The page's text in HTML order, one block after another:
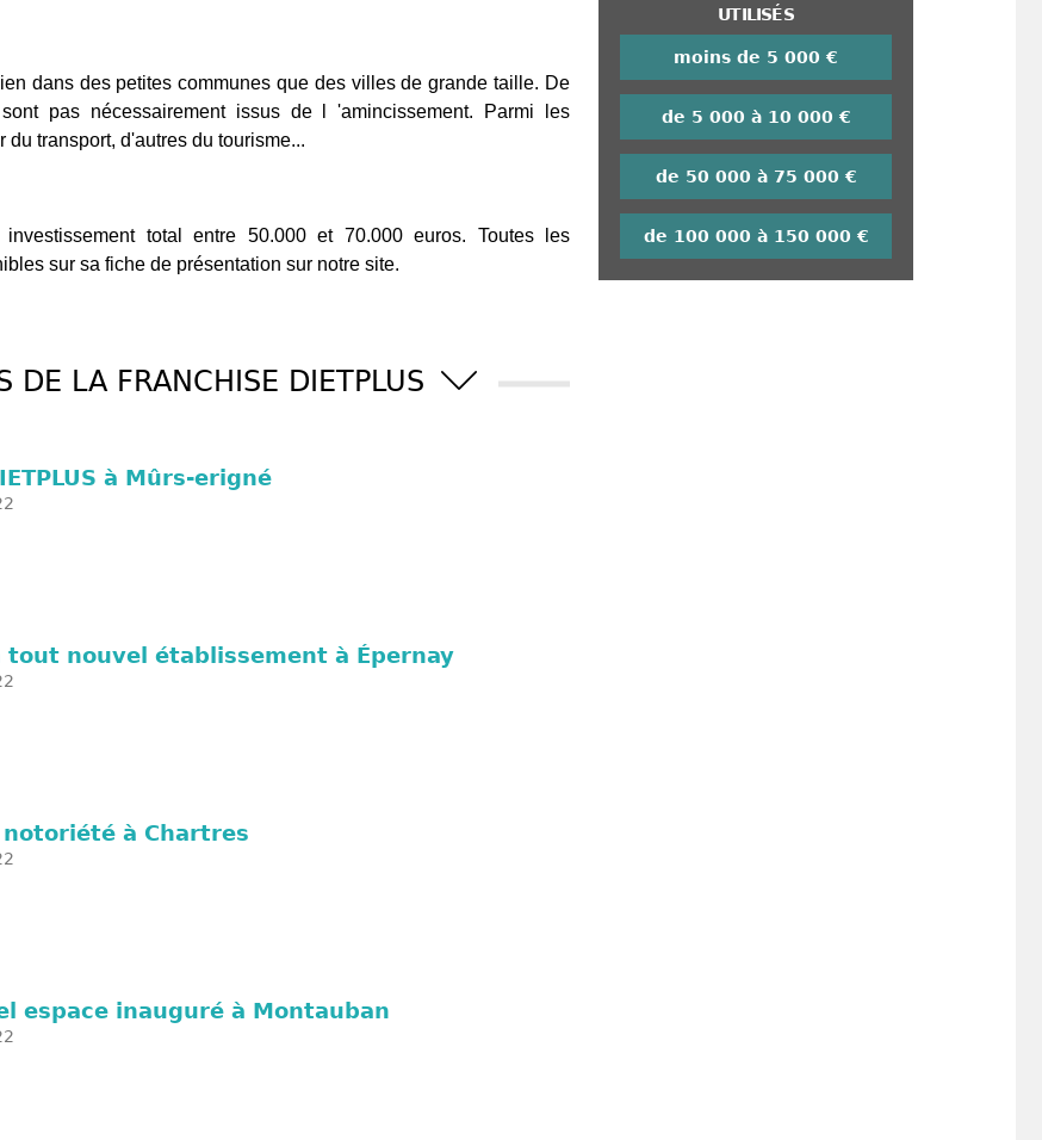
dans des petites communes que des villes de grande taille. De
pas nécessairement issus de l 'amincissement. Parmi les
du transport, d'autres du tourisme...
total entre 50.000 et 70.000 euros. Toutes les
sur sa fiche de présentation sur notre site.
DE LA FRANCHISE DIETPLUS
à Mûrs-erigné
tout nouvel établissement à Épernay
notoriété à Chartres
espace inauguré à Montauban
UTILISÉS
moins de 5 000 €
de 5 000 à 10 000 €
de 50 000 à 75 000 €
de 100 000 à 150 000 €